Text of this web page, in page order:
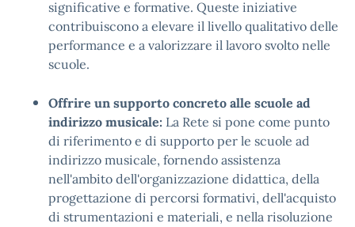
significative e formative. Queste iniziative
contribuiscono a elevare il livello qualitativo delle
performance e a valorizzare il lavoro svolto nelle
scuole.
Offrire un supporto concreto alle scuole ad
indirizzo musicale: La Rete si pone come punto
di riferimento e di supporto per le scuole ad
indirizzo musicale, fornendo assistenza
nell'ambito dell'organizzazione didattica, della
progettazione di percorsi formativi, dell'acquisto
di strumentazioni e materiali, e nella risoluzione